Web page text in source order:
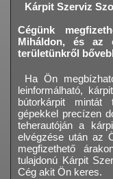
Kárpit Szerviz
Cégünk
Miháldon,
és az
területünkről
Ha Ön
leinformálható,
bútorkárpit mintát
gépekkel precízen
teherautóján a
elvégzése után az
megfizethető
tulajdonú Kárpit
Cég akit Ön keres.